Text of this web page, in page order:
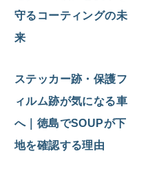
守るコーティングの未
来
ステッカー跡・保護フ
ィルム跡が気になる車
へ｜徳島でSOUPが下
地を確認する理由